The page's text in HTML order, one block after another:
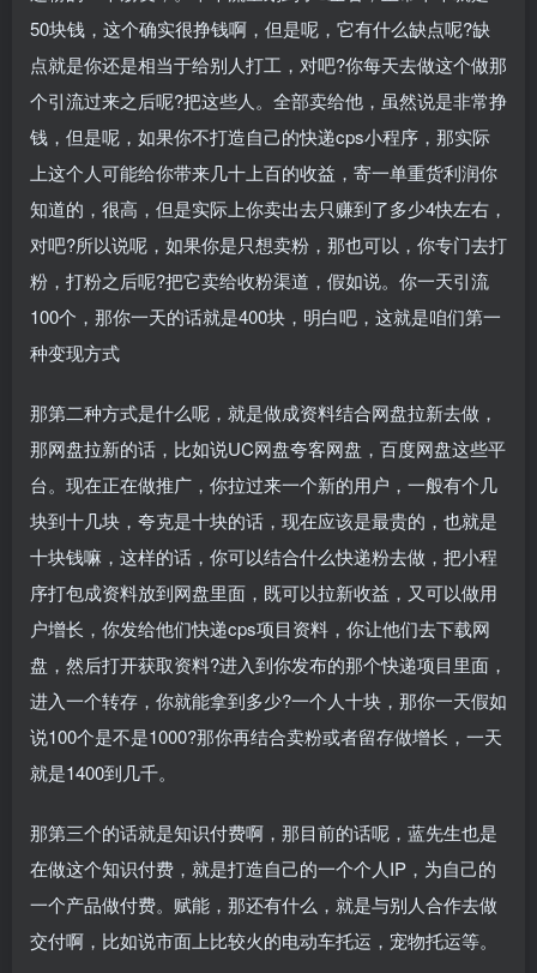
50块钱，这个确实很挣钱啊，但是呢，它有什么缺点呢?缺
点就是你还是相当于给别人打工，对吧?你每天去做这个做那
个引流过来之后呢?把这些人。全部卖给他，虽然说是非常挣
钱，但是呢，如果你不打造自己的快递cps小程序，那实际
上这个人可能给你带来几十上百的收益，寄一单重货利润你
知道的，很高，但是实际上你卖出去只赚到了多少4快左右，
对吧?所以说呢，如果你是只想卖粉，那也可以，你专门去打
粉，打粉之后呢?把它卖给收粉渠道，假如说。你一天引流
100个，那你一天的话就是400块，明白吧，这就是咱们第一
种变现方式
那第二种方式是什么呢，就是做成资料结合网盘拉新去做，
那网盘拉新的话，比如说UC网盘夸客网盘，百度网盘这些平
台。现在正在做推广，你拉过来一个新的用户，一般有个几
块到十几块，夸克是十块的话，现在应该是最贵的，也就是
十块钱嘛，这样的话，你可以结合什么快递粉去做，把小程
序打包成资料放到网盘里面，既可以拉新收益，又可以做用
户增长，你发给他们快递cps项目资料，你让他们去下载网
盘，然后打开获取资料?进入到你发布的那个快递项目里面，
进入一个转存，你就能拿到多少?一个人十块，那你一天假如
说100个是不是1000?那你再结合卖粉或者留存做增长，一天
就是1400到几千。
那第三个的话就是知识付费啊，那目前的话呢，蓝先生也是
在做这个知识付费，就是打造自己的一个个人IP，为自己的
一个产品做付费。赋能，那还有什么，就是与别人合作去做
交付啊，比如说市面上比较火的电动车托运，宠物托运等。